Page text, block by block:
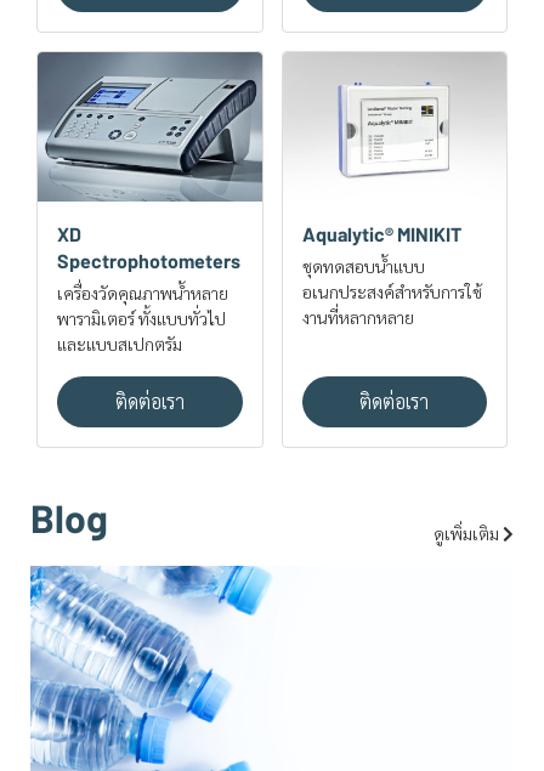
XD
Spectrophotometers
เครื่องวัดคุณภาพน้ำหลาย
พารามิเตอร์ ทั้งแบบทั่วไป
และแบบสเปกตรัม
ติดต่อเรา
Aqualytic® MINIKIT
ชุดทดสอบน้ำแบบ
อเนกประสงค์สำหรับการใช้
งานที่หลากหลาย
ติดต่อเรา
Blog ดูเพิ่มเติม